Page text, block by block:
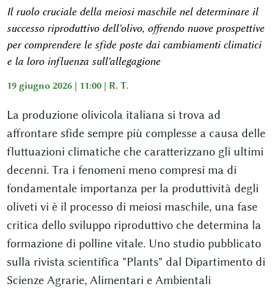
Il ruolo cruciale della meiosi maschile nel determinare il
successo riproduttivo dell'olivo, offrendo nuove prospettive
per comprendere le sfide poste dai cambiamenti climatici
e la loro influenza sull'allegagione
19 giugno 2026 | 11:00 | R. T.
La produzione olivicola italiana si trova ad
affrontare sfide sempre più complesse a causa delle
fluttuazioni climatiche che caratterizzano gli ultimi
decenni. Tra i fenomeni meno compresi ma di
fondamentale importanza per la produttività degli
oliveti vi è il processo di meiosi maschile, una fase
critica dello sviluppo riproduttivo che determina la
formazione di polline vitale. Uno studio pubblicato
sulla rivista scientifica "Plants" dal Dipartimento di
Scienze Agrarie, Alimentari e Ambientali